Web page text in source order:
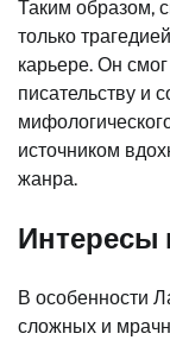
Таким образом,
только
карьере. Он
писательству и
источником
жанра.
Интересы
В особенности
сложных и